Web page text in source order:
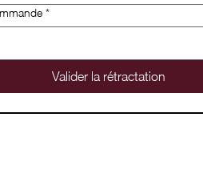
*
Valider la rétractation